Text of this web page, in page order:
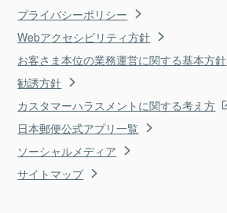
プライバシーポリシー
Webアクセシビリティ方針
お客さま本位の業務運営に関する基本方針
勧誘方針
カスタマーハラスメントに関する考え方
日本郵便公式アプリ一覧
ソーシャルメディア
サイトマップ